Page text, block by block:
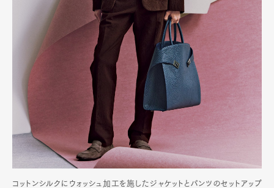
コットンシルクにウォッシュ加工を施したジャケットとパンツのセットアップ